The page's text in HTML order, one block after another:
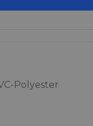
Polyester